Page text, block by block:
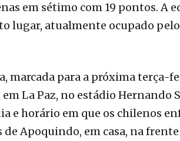
em sétimo com 19 pontos. A
lugar, atualmente ocupado pelo
marcada para a próxima terça-
La Paz, no estádio Hernando
e horário em que os chilenos
de Apoquindo, em casa, na